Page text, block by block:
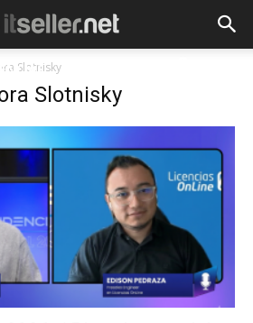
Slotnisky
Slotnisky